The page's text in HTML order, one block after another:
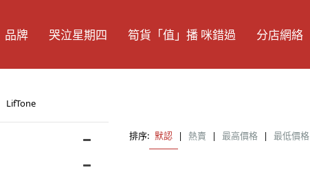
品牌 哭泣星期四 筍貨「值」播 咪錯過 分店網絡
LifTone
排序: 默認 | 熱賣 | 最高價格 | 最低價格